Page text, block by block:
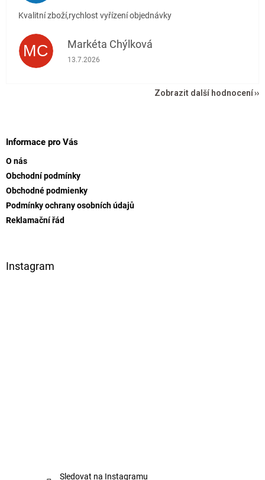
Kvalitní zboží,rychlost vyřízení objednávky
MC Markéta Chýlková
Hodnocení obchodu je 5 z 5 hvězdiček.
13.7.2026
Zobrazit další hodnocení
Informace pro Vás
O nás
Obchodní podmínky
Obchodné podmienky
Podmínky ochrany osobních údajů
Reklamační řád
Instagram
Sledovat na Instagramu